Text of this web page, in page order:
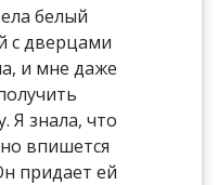
белый
с дверцами
и мне даже
Я знала, что
впишется
придает ей